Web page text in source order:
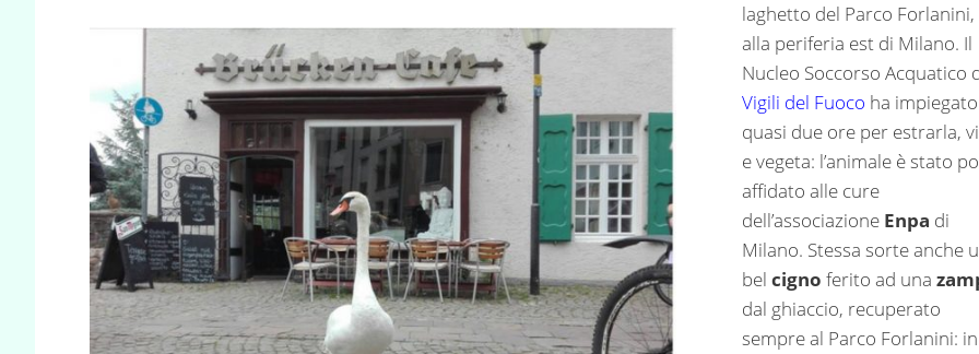
laghetto del Parco Forlanini,
alla periferia est di Milano. Il
Nucleo Soccorso Acquatico
Vigili del Fuoco ha impiegato
quasi due ore per estrarla,
e vegeta: l’animale è stato
affidato alle cure
dell’associazione Enpa di
Milano. Stessa sorte anche
bel cigno ferito ad una
dal ghiaccio, recuperato
sempre al Parco Forlanini: in